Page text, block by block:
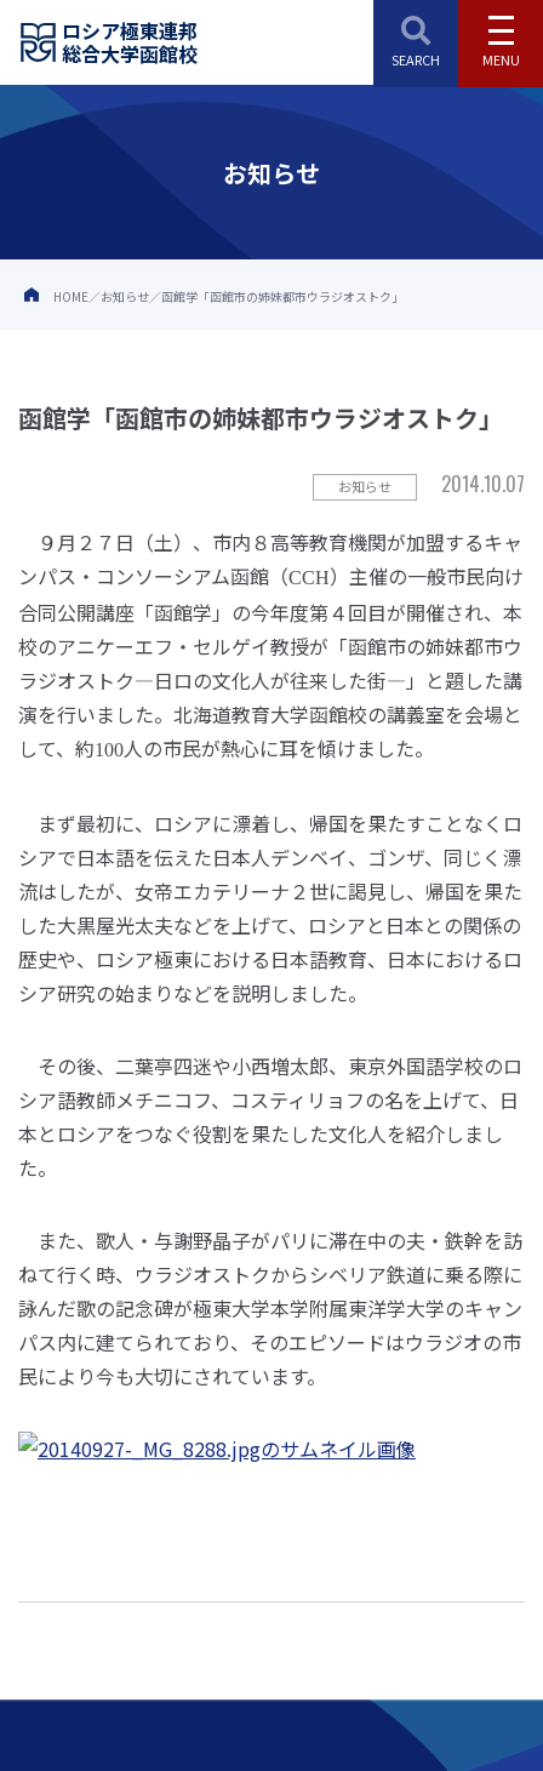
ロシア極東連邦
総合大学函館校
お知らせ
HOME お知らせ 函館学「函館市の姉妹都市ウラジオストク」
函館学「函館市の姉妹都市ウラジオストク」
お知らせ
2014.10.07
９月２７日（土）、市内８高等教育機関が加盟するキャ
ンパス・コンソーシアム函館（CCH）主催の一般市民向け
合同公開講座「函館学」の今年度第４回目が開催され、本
校のアニケーエフ・セルゲイ教授が「函館市の姉妹都市ウ
ラジオストク―日ロの文化人が往来した街―」と題した講
演を行いました。北海道教育大学函館校の講義室を会場と
して、約100人の市民が熱心に耳を傾けました。
まず最初に、ロシアに漂着し、帰国を果たすことなくロ
シアで日本語を伝えた日本人デンベイ、ゴンザ、同じく漂
流はしたが、女帝エカテリーナ２世に謁見し、帰国を果た
した大黒屋光太夫などを上げて、ロシアと日本との関係の
歴史や、ロシア極東における日本語教育、日本におけるロ
シア研究の始まりなどを説明しました。
その後、二葉亭四迷や小西増太郎、東京外国語学校のロ
シア語教師メチニコフ、コスティリョフの名を上げて、日
本とロシアをつなぐ役割を果たした文化人を紹介しまし
た。
また、歌人・与謝野晶子がパリに滞在中の夫・鉄幹を訪
ねて行く時、ウラジオストクからシベリア鉄道に乗る際に
詠んだ歌の記念碑が極東大学本学附属東洋学大学のキャン
パス内に建てられており、そのエピソードはウラジオの市
民により今も大切にされています。